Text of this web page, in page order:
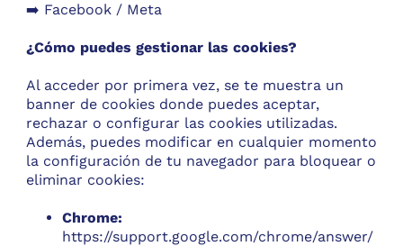
➡️ Facebook / Meta
¿Cómo puedes gestionar las cookies?
Al acceder por primera vez, se te muestra un
banner de cookies donde puedes aceptar,
rechazar o configurar las cookies utilizadas.
Además, puedes modificar en cualquier momento
la configuración de tu navegador para bloquear o
eliminar cookies:
Chrome:
https://support.google.com/chrome/answer/